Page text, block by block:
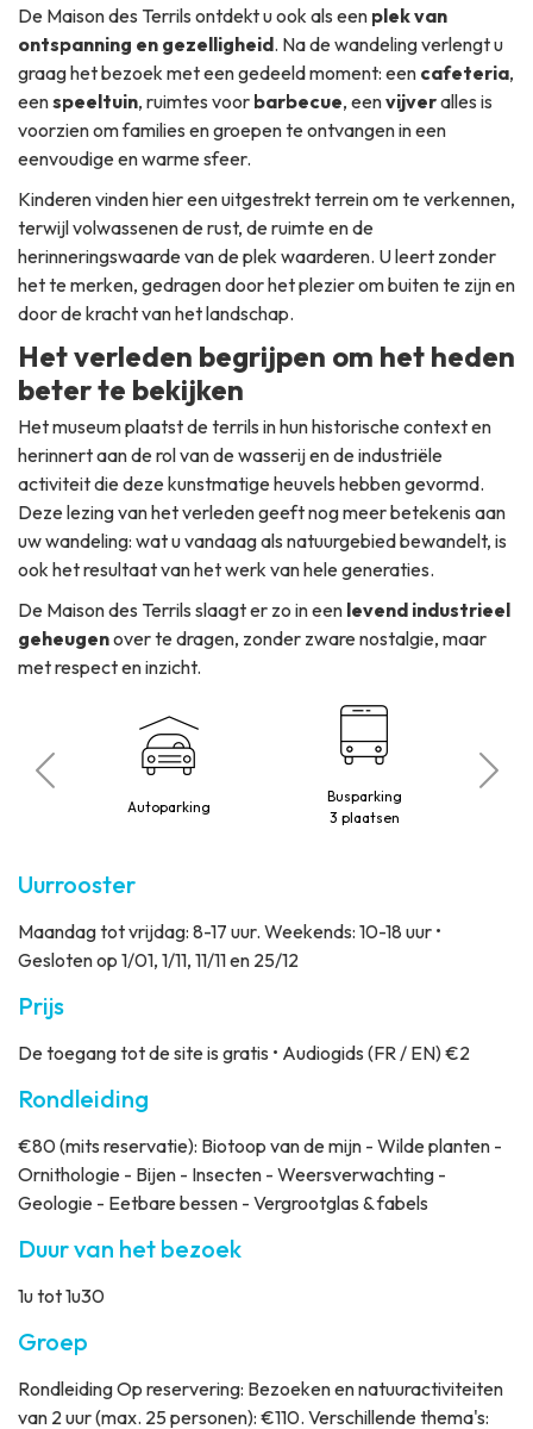
De Maison des Terrils ontdekt u ook als een plek van
ontspanning en gezelligheid. Na de wandeling verlengt u
graag het bezoek met een gedeeld moment: een cafeteria,
eenspeeltuin, ruimtes voor barbecue, eenvijveralles is
voorzien om families en groepen te ontvangen in een
eenvoudige en warme sfeer.
Kinderen vinden hier een uitgestrekt terrein om te verkennen,
terwijl volwassenen de rust, de ruimte en de
herinneringswaarde van de plek waarderen. U leert zonder
het te merken, gedragen door het plezier om buiten te zijn en
door de kracht van het landschap.
Het verleden begrijpen om het heden
beter te bekijken
Het museum plaatst de terrils in hun historische context en
herinnert aan de rol van de wasserij en de industriële
activiteit die deze kunstmatige heuvels hebben gevormd.
Deze lezing van het verleden geeft nog meer betekenis aan
uw wandeling: wat u vandaag als natuurgebied bewandelt, is
ook het resultaat van het werk van hele generaties.
De Maison des Terrils slaagt er zo in een levend industrieel
geheugenover te dragen, zonder zware nostalgie, maar
met respect en inzicht.
Autoparking
Busparking
3 plaatsen
Uurrooster
Maandag tot vrijdag: 8-17 uur. Weekends: 10-18 uur •
Gesloten op 1/01, 1/11, 11/11 en 25/12
Prijs
De toegang tot de site is gratis • Audiogids (FR / EN) €2
Rondleiding
€80 (mits reservatie): Biotoop van de mijn - Wilde planten -
Ornithologie - Bijen - Insecten - Weersverwachting -
Geologie - Eetbare bessen - Vergrootglas & fabels
Duur van het bezoek
1u tot 1u30
Groep
RondleidingOp reservering: Bezoeken en natuuractiviteiten
van 2 uur (max. 25 personen): €110. Verschillende thema's: